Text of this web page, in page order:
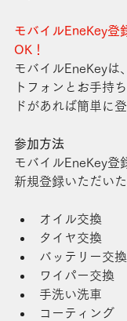
モバイルEneKey登
OK！
モバイルEneKeyは
トフォンとお手持
ドがあれば簡単に
参加方法
モバイルEneKey登
新規登録いただいた
オイル交換
タイヤ交換
バッテリー交換
ワイパー交換
手洗い洗車
コーティング